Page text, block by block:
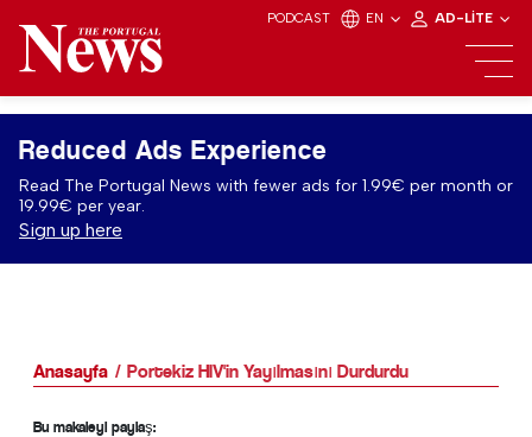
PODCAST EN AD-LITE
Reduced Ads Experience
Read The Portugal News with fewer ads for 1.99€ per month or
19.99€ per year.
Sign up here
Anasayfa Portekiz HIV'in Yayılmasını Durdurdu
Bu makaleyi paylaş: